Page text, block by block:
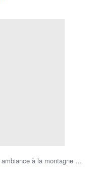
ambiance à la montagne …